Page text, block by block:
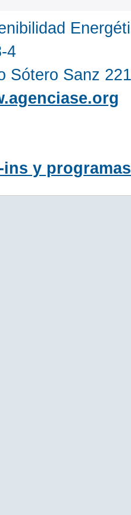
4
Sótero Sanz
y